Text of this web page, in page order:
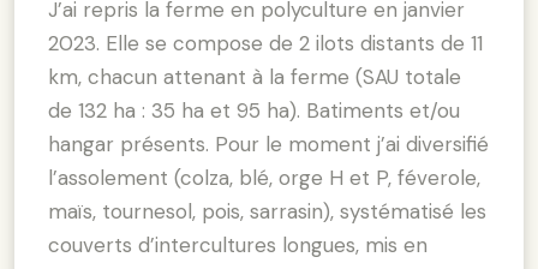
J’ai repris la ferme en polyculture en janvier
2023. Elle se compose de 2 ilots distants de 11
km, chacun attenant à la ferme (SAU totale
de 132 ha : 35 ha et 95 ha). Batiments et/ou
hangar présents. Pour le moment j’ai diversifié
l’assolement (colza, blé, orge H et P, féverole,
maïs, tournesol, pois, sarrasin), systématisé les
couverts d’intercultures longues, mis en